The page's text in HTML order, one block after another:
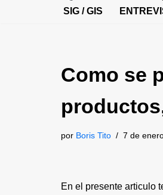
SIG / GIS
Como se
por Boris Tito 7 de
En el presente articulo